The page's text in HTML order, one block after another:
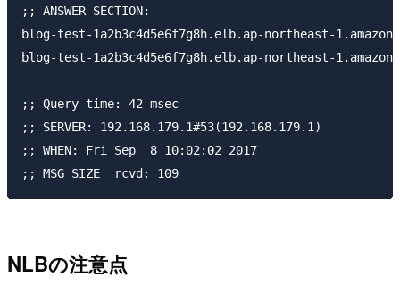
;; ANSWER SECTION:
blog-test-1a2b3c4d5e6f7g8h.elb.ap-northeast-1.amazonaws.com. 60	IN A
blog-test-1a2b3c4d5e6f7g8h.elb.ap-northeast-1.amazonaws.com. 60	IN A
;; Query time: 42 msec
;; SERVER: 192.168.179.1#53(192.168.179.1)
;; WHEN: Fri Sep  8 10:02:02 2017
NLBの注意点